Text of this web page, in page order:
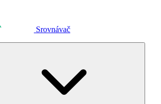
Srovnávač